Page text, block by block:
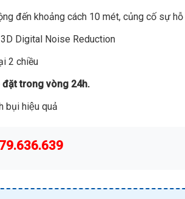
đến khoảng cách 10 mét, củng cố sự
Digital Noise Reduction
2 chiều
trong vòng 24h.
bụi hiệu quả